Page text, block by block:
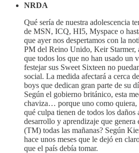
NRDA
Qué sería de nuestra adolescencia
de MSN, ICQ, HI5, Myspace o
que ayer nos despertamos con la
PM del Reino Unido, Keir Starmer,
que todos los que no han usado un
festejar sus Sweet Sixteen no
social. La medida afectará a cerca
boys que dedican gran parte de su
Según el gobierno británico, esta
chaviza… porque uno como quiera,
qué culpa tienen de todos los daños
desarrollo y aprendizaje que genera
(TM) todas las mañanas? Según
hace unos meses que le dejó en
que el país debía tomar.